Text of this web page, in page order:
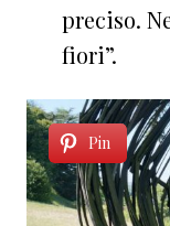
preciso.
fiori”.
Pin